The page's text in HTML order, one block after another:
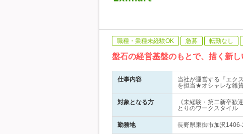
職種・業種未経験OK 急募 転勤なし
盤石の経営基盤のもとで、描く新
仕事内容
当社が運営する『エク
を担当★オシャレな雑
対象となる方
《未経験・第二新卒
とりのワークスタイル
勤務地 長野県東御市加沢1406-